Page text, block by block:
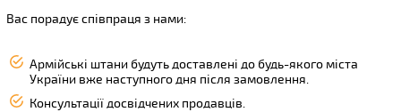
Вас порадує співпраця з нами:
Армійські штани будуть доставлені до будь-якого міста
України вже наступного дня після замовлення.
Консультації досвідчених продавців.